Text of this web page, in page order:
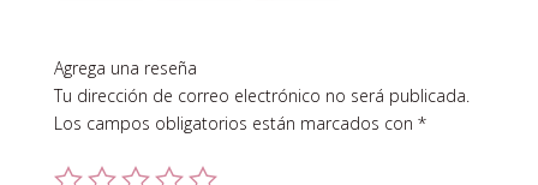
Agrega una reseña
Tu dirección de correo electrónico no será publicada.
Los campos obligatorios están marcados con *